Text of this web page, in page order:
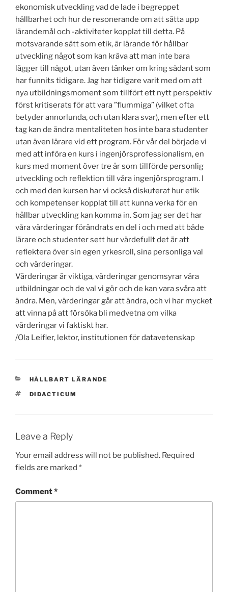
ekonomisk utveckling vad de lade i begreppet
hållbarhet och hur de resonerande om att sätta upp
lärandemål och -aktiviteter kopplat till detta. På
motsvarande sätt som etik, är lärande för hållbar
utveckling något som kan kräva att man inte bara
lägger till något, utan även tänker om kring sådant som
har funnits tidigare. Jag har tidigare varit med om att
nya utbildningsmoment som tillfört ett nytt perspektiv
först kritiserats för att vara ”flummiga” (vilket ofta
betyder annorlunda, och utan klara svar), men efter ett
tag kan de ändra mentaliteten hos inte bara studenter
utan även lärare vid ett program. För vår del började vi
med att införa en kurs i ingenjörsprofessionalism, en
kurs med moment över tre år som tillförde personlig
utveckling och reflektion till våra ingenjörsprogram. I
och med den kursen har vi också diskuterat hur etik
och kompetenser kopplat till att kunna verka för en
hållbar utveckling kan komma in. Som jag ser det har
våra värderingar förändrats en del i och med att både
lärare och studenter sett hur värdefullt det är att
reflektera över sin egen yrkesroll, sina personliga val
och värderingar.
Värderingar är viktiga, värderingar genomsyrar våra
utbildningar och de val vi gör och de kan vara svåra att
ändra. Men, värderingar går att ändra, och vi har mycket
att vinna på att försöka bli medvetna om vilka
värderingar vi faktiskt har.
/Ola Leifler, lektor, institutionen för datavetenskap
CATEGORIES
HÅLLBART LÄRANDE
TAGS
DIDACTICUM
Leave a Reply
Your email address will not be published. Required
fields are marked *
Comment*